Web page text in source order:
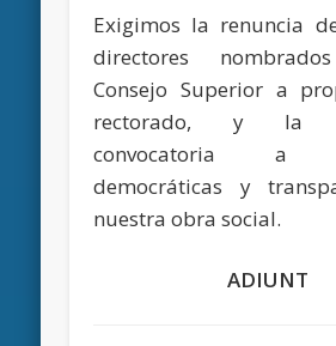
Exigimos la renuncia
directores
Consejo Superior a
rectorado, y la
convocatoria a
democráticas y
nuestra obra social.
ADIUNT